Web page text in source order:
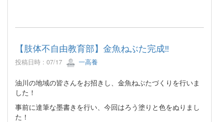
【肢体不自由教育部】金魚ねぶた完成‼
投稿日時 : 07/17 一高養
油川の地域の皆さんをお招きし、金魚ねぶたづくりを行いま
した！
事前に達筆な墨書きを行い、今回はろう塗りと色をぬりまし
た！